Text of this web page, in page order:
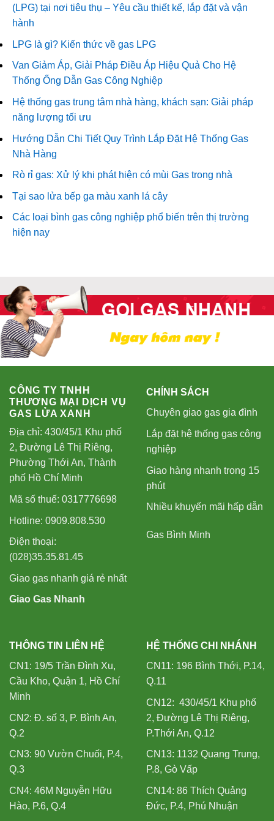
(LPG) tại nơi tiêu thụ – Yêu cầu thiết kế, lắp đặt và vận
hành
LPG là gì? Kiến thức về gas LPG
Van Giảm Áp, Giải Pháp Điều Áp Hiệu Quả Cho Hệ
Thống Ống Dẫn Gas Công Nghiệp
Hệ thống gas trung tâm nhà hàng, khách sạn: Giải pháp
năng lượng tối ưu
Hướng Dẫn Chi Tiết Quy Trình Lắp Đặt Hệ Thống Gas
Nhà Hàng
Rò rỉ gas: Xử lý khi phát hiện có mùi Gas trong nhà
Tại sao lửa bếp ga màu xanh lá cây
Các loại bình gas công nghiệp phổ biến trên thị trường
hiện nay
CÔNG TY TNHH
THƯƠNG MẠI DỊCH VỤ
GAS LỬA XANH
Địa chỉ: 430/45/1 Khu phố
2, Đường Lê Thị Riêng,
Phường Thới An, Thành
phố Hồ Chí Minh
Mã số thuế: 0317776698
Hotline: 0909.808.530
Điện thoại:
(028)35.35.81.45
Giao gas nhanh giá rẻ nhất
Giao Gas Nhanh
CHÍNH SÁCH
Chuyên giao gas gia đình
Lắp đặt hệ thống gas công
nghiệp
Giao hàng nhanh trong 15
phút
Nhiều khuyến mãi hấp dẫn
Gas Bình Minh
THÔNG TIN LIÊN HỆ
CN1: 19/5 Trần Đình Xu,
Cầu Kho, Quận 1, Hồ Chí
Minh
CN2: Đ. số 3, P. Bình An,
Q.2
CN3: 90 Vườn Chuối, P.4,
Q.3
CN4: 46M Nguyễn Hữu
Hào, P.6, Q.4
HỆ THỐNG CHI NHÁNH
CN11: 196 Bình Thới, P.14,
Q.11
CN12: 430/45/1 Khu phố
2, Đường Lê Thị Riêng,
P.Thới An, Q.12
CN13: 1132 Quang Trung,
P.8, Gò Vấp
CN14: 86 Thích Quảng
Đức, P.4, Phú Nhuận